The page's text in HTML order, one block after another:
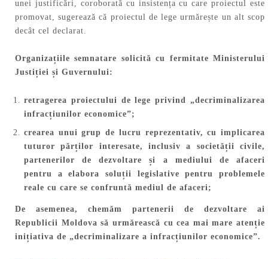
unei justificări, coroborată cu insistența cu care proiectul este
promovat, sugerează că proiectul de lege urmărește un alt scop
decât cel declarat.
Organizațiile semnatare solicită cu fermitate Ministerului
Justiției și Guvernului:
retragerea proiectului de lege privind „decriminalizarea
infracțiunilor economice”;
crearea unui grup de lucru reprezentativ, cu implicarea
tuturor părților interesate, inclusiv a societății civile,
partenerilor de dezvoltare și a mediului de afaceri
pentru a elabora soluții legislative pentru problemele
reale cu care se confruntă mediul de afaceri;
De asemenea, chemăm partenerii de dezvoltare ai
Republicii Moldova să urmărească cu cea mai mare atenție
inițiativa de „decriminalizare a infracțiunilor economice”.